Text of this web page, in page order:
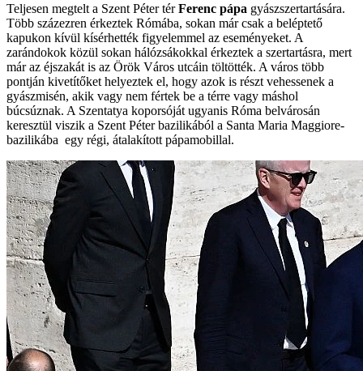
Teljesen megtelt a Szent Péter térFerenc pápa gyászszertartására.
Több százezren érkeztek Rómába, sokan már csak a beléptető
kapukon kívül kísérhették figyelemmel az eseményeket. A
zarándokok közül sokan hálózsákokkal érkeztek a szertartásra, mert
már az éjszakát is az Örök Város utcáin töltötték. A város több
pontján kivetítőket helyeztek el, hogy azok is részt vehessenek a
gyászmisén, akik vagy nem fértek be a térre vagy máshol
búcsúznak. A Szentatya koporsóját ugyanis Róma belvárosán
keresztül viszik a Szent Péter bazilikából a Santa Maria Maggiore-
bazilikába egy régi, átalakított pápamobillal.